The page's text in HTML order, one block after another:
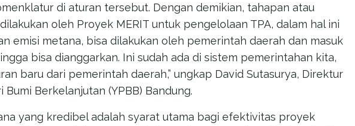
di aturan tersebut. Dengan demikian, tahapan atau
oleh Proyek MERIT untuk pengelolaan TPA, dalam hal ini
emisi metana, bisa dilakukan oleh pemerintah daerah dan masuk
bisa dianggarkan. Ini sudah ada di sistem pemerintahan kita,
baru dari pemerintah daerah,” ungkap David Sutasurya, Direktur
Bumi Berkelanjutan (YPBB) Bandung.
yang kredibel adalah syarat utama bagi efektivitas proyek